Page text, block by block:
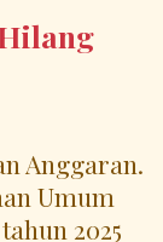
Anggaran.
Umum
2025